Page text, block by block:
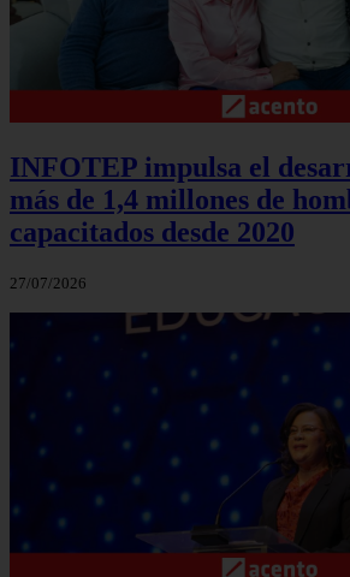
INFOTEP impulsa el
más de 1,4 millones de
capacitados desde 2020
27/07/2026